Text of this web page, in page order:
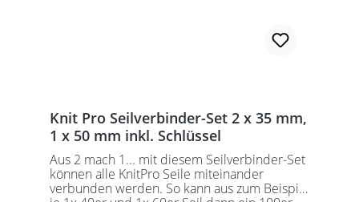
Knit Pro Seilverbinder-Set 2 x 35 mm,
1 x 50 mm inkl. Schlüssel
Aus 2 mach 1... mit diesem Seilverbinder-Set
können alle KnitPro Seile miteinander
verbunden werden. So kann aus zum Beispiel